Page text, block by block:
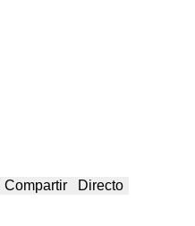
Compartir Directo